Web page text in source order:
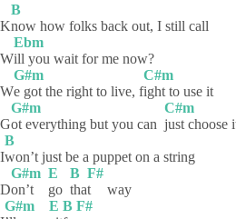
K
B
now how folks back out, I still call
W
Ebm
ill you wait for me now?
W
G#m
e got the right to live, f
C#m
ight to use it
G
G#m
ot everything but you can
C#m
just choose
I
B
won’t just be a puppet on a string
D
G#m
on’t
E
go
B
tha
F#
t
way
G#m
E B F#